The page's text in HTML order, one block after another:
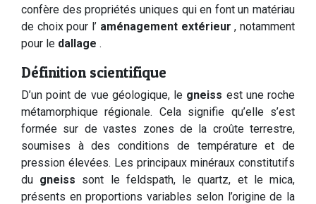
confère des propriétés uniques qui en font un matériau
de choix pour l’ aménagement extérieur, notamment
pour le dallage .
Définition scientifique
D’un point de vue géologique, le gneiss est une roche
métamorphique régionale. Cela signifie qu’elle s’est
formée sur de vastes zones de la croûte terrestre,
soumises à des conditions de température et de
pression élevées. Les principaux minéraux constitutifs
du gneiss sont le feldspath, le quartz, et le mica,
présents en proportions variables selon l’origine de la